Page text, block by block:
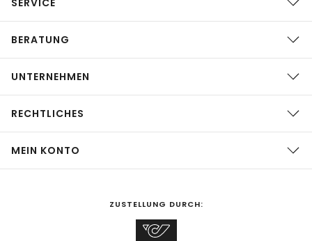
BERATUNG
UNTERNEHMEN
RECHTLICHES
MEIN KONTO
ZUSTELLUNG DURCH: